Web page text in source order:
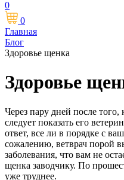
0
0
Главная
Блог
Здоровье щенка
Здоровье
Через пару дней после
следует показать его
ответ, все ли в порядке с
сожалению, ветврач порой
заболевания, что вам не
щенка заводчику. По
уже труднее.